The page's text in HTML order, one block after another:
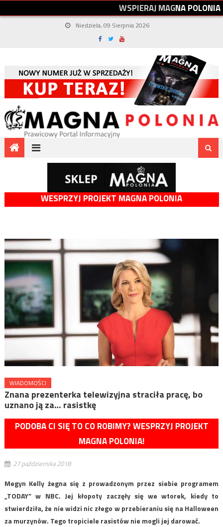
WSPIERAJMAGNAPOLONIA
Niedziela, 09 Sierpnia 2026
WESPRZYJ PROJEKT MAGNA POLONIA
WIADOMOŚCI
Znana prezenterka telewizyjna straciła pracę, bo
uznano ją za… rasistkę
PODOBA CI SIĘ TO CO ROBIMY? WESPRZYJ PROJEKT
MAGNA POLONIA!
27 października 2018
Megyn Kelly żegna się z prowadzonym przez siebie programem
„TODAY” w NBC. Jej kłopoty zaczęły się we wtorek, kiedy to
stwierdziła, że nie widzi nic złego w przebieraniu się na Halloween
za murzynów. Tego tropiciele rasistów nie mogli jej darować.